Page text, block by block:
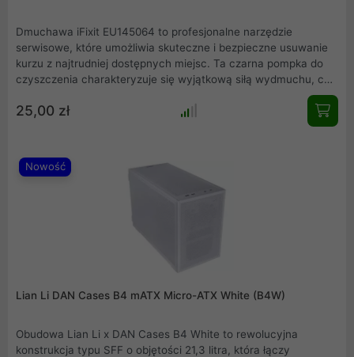
Dmuchawa iFixit EU145064 to profesjonalne narzędzie
serwisowe, które umożliwia skuteczne i bezpieczne usuwanie
kurzu z najtrudniej dostępnych miejsc. Ta czarna pompka do
czyszczenia charakteryzuje się wyjątkową siłą wydmuchu, co
optyki oraz precyzyjnych mechanizmów. Solidne wykonanie
zapewnia długowieczność, a ergonomiczny kształt pozwala na
każdym profesjonalnym warsztacie.
25,00 zł
Nowość
Lian Li DAN Cases B4 mATX Micro-ATX White (B4W)
Obudowa Lian Li x DAN Cases B4 White to rewolucyjna
konstrukcja typu SFF o objętości 21,3 litra, która łączy